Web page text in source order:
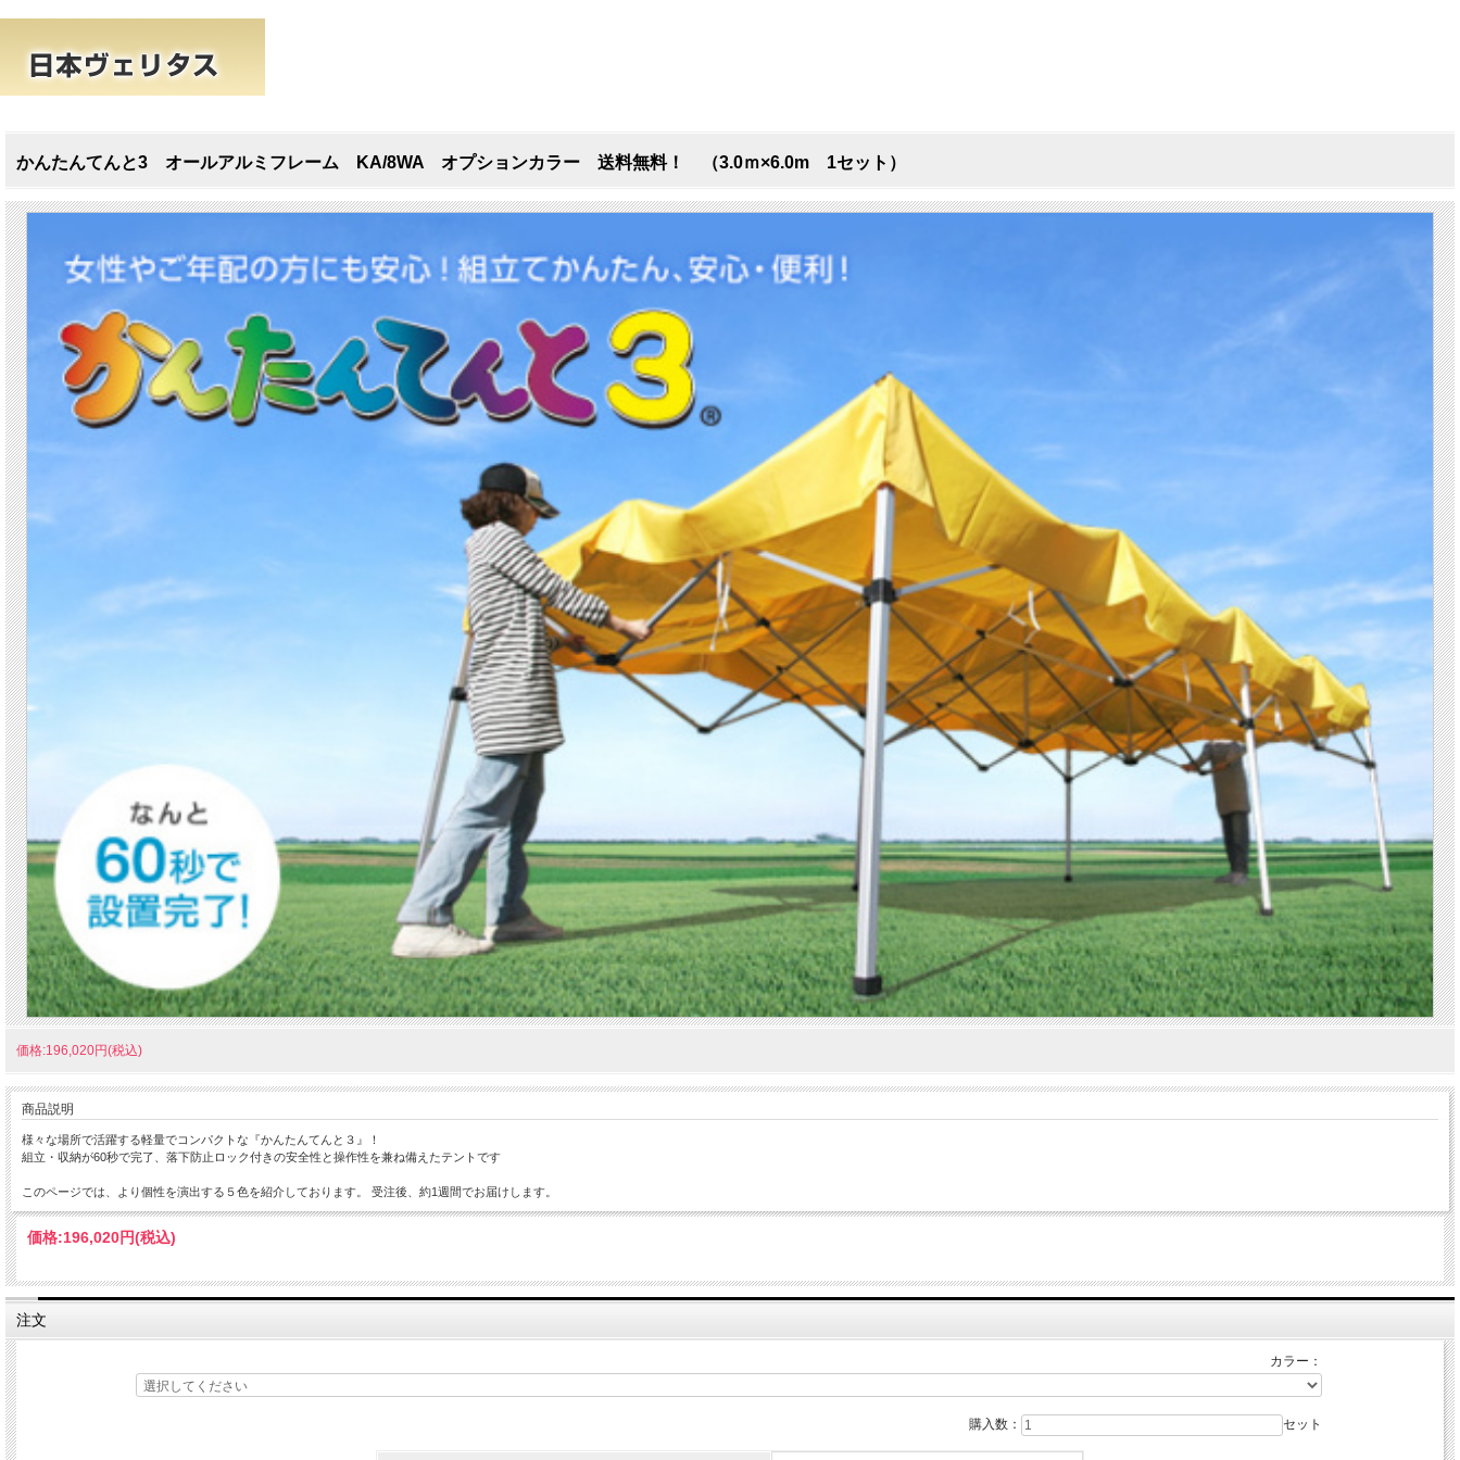
かんたんてんと3 オールアルミフレーム KA/8WA オプションカラー 送料無料！ （3.0ｍ×6.0m 1セット）
価格:196,020円(税込)
商品説明
様々な場所で活躍する軽量でコンパクトな『かんたんてんと３』！
組立・収納が60秒で完了、落下防止ロック付きの安全性と操作性を兼ね備えたテントです
このページでは、より個性を演出する５色を紹介しております。 受注後、約1週間でお届けします。
価格:196,020円(税込)
注文
カラー：
購入数： セット